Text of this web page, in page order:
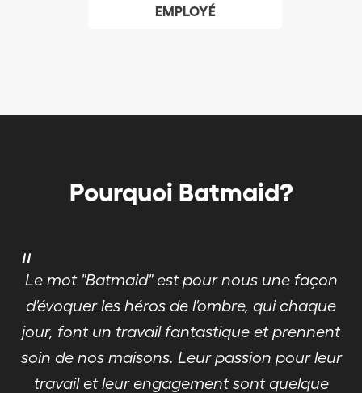
EMPLOYÉ
Pourquoi Batmaid?
"
Le mot "Batmaid" est pour nous une façon
d'évoquer les héros de l'ombre, qui chaque
jour, font un travail fantastique et prennent
soin de nos maisons. Leur passion pour leur
travail et leur engagement sont quelque